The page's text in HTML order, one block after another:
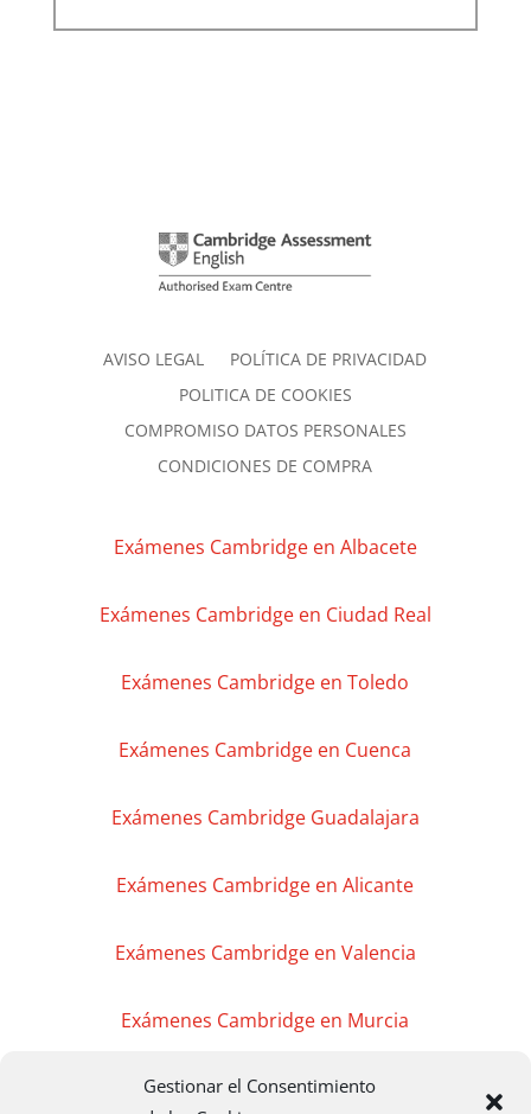
Gestionar el Consentimiento
AVISO LEGAL
POLÍTICA DE PRIVACIDAD
POLITICA DE COOKIES
COMPROMISO DATOS PERSONALES
CONDICIONES DE COMPRA
Exámenes Cambridge en Albacete
Exámenes Cambridge en Ciudad Real
Exámenes Cambridge en Toledo
Exámenes Cambridge en Cuenca
Exámenes Cambridge Guadalajara
Exámenes Cambridge en Alicante
Exámenes Cambridge en Valencia
Exámenes Cambridge en Murcia
Exámenes Cambridge en Madrid